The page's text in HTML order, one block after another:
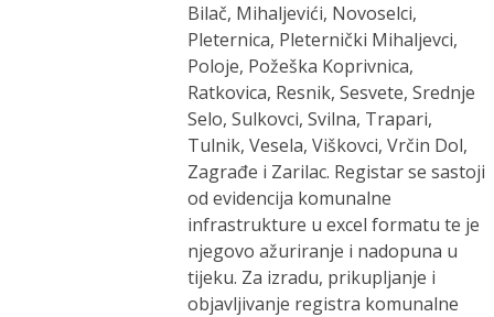
Bilač, Mihaljevići, Novoselci,
Pleternica, Pleternički Mihaljevci,
Poloje, Požeška Koprivnica,
Ratkovica, Resnik, Sesvete, Srednje
Selo, Sulkovci, Svilna, Trapari,
Tulnik, Vesela, Viškovci, Vrčin Dol,
Zagrađe i Zarilac. Registar se sastoji
od evidencija komunalne
infrastrukture u excel formatu te je
njegovo ažuriranje i nadopuna u
tijeku. Za izradu, prikupljanje i
objavljivanje registra komunalne